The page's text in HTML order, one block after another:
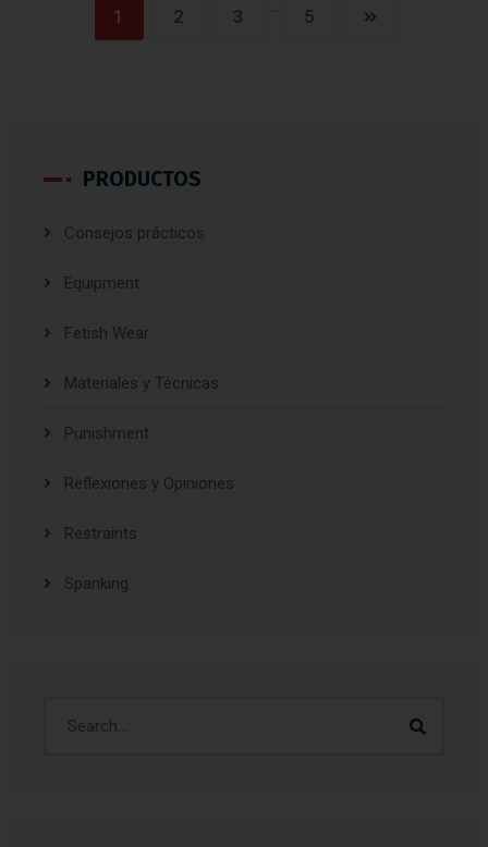
1 2 3 … 5
PRODUCTOS
Consejos prácticos
Equipment
Fetish Wear
Materiales y Técnicas
Punishment
Reflexiones y Opiniones
Restraints
Spanking